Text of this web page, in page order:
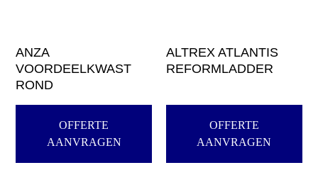
ANZA
VOORDEELKWAST
ROND
OFFERTE
AANVRAGEN
ALTREX ATLANTIS
REFORMLADDER
OFFERTE
AANVRAGEN